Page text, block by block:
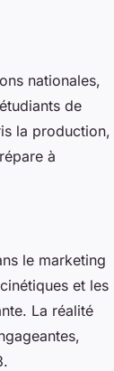
nationales,
de
la production,
à
le marketing
et les
La réalité